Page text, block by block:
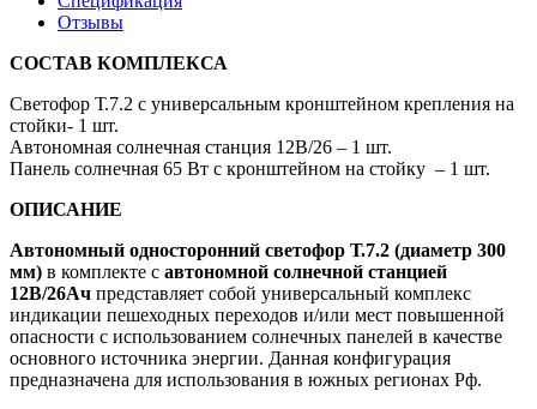
Отзывы
СОСТАВ КОМПЛЕКСА
Светофор Т.7.2 с универсальным кронштейном крепления на
стойки- 1 шт.
Автономная солнечная станция 12В/26 – 1 шт.
Панель солнечная 65 Вт с кронштейном на стойку – 1 шт.
ОПИСАНИЕ
Автономный односторонний светофор Т.7.2 (диаметр 300
мм) в комплекте с автономной солнечной станцией
12В/26Ач представляет собой универсальный комплекс
индикации пешеходных переходов и/или мест повышенной
опасности с использованием солнечных панелей в качестве
основного источника энергии. Данная конфигурация
предназначена для использования в южных регионах Рф.